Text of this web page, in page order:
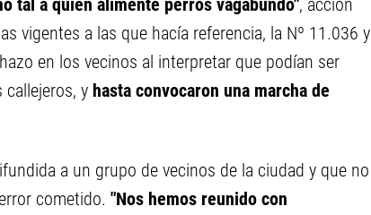
tal a quien alimente perros vagabundo", acción
vigentes a las que hacía referencia, la Nº 11.036 y
en los vecinos al interpretar que podían ser
y hasta convocaron una marcha de
a un grupo de vecinos de la ciudad y que no
cometido. "Nos hemos reunido con